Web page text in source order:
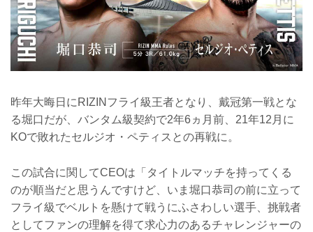
昨年大晦日にRIZINフライ級王者となり、戴冠第一戦とな
る堀口だが、バンタム級契約で2年6ヵ月前、21年12月に
KOで敗れたセルジオ・ペティスとの再戦に。
この試合に関してCEOは「タイトルマッチを持ってくる
のが順当だと思うんですけど、いま堀口恭司の前に立って
フライ級でベルトを懸けて戦うにふさわしい選手、挑戦者
としてファンの理解を得て求心力のあるチャレンジャーの